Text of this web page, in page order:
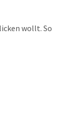
wollt. So